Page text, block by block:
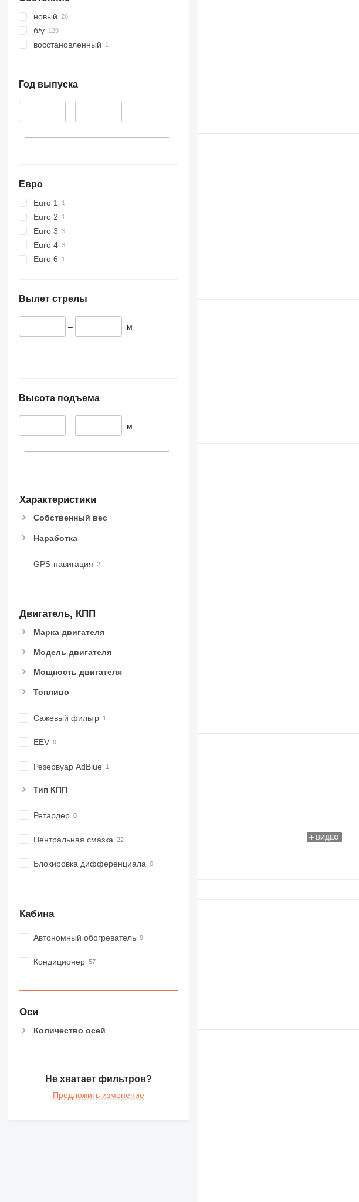
новый
б/у
восстановленный
Год выпуска
–
Евро
Euro 1
Euro 2
Euro 3
Euro 4
Euro 6
Вылет стрелы
– м
Высота подъема
– м
Характеристики
Собственный вес
Наработка
GPS-навигация
Двигатель, КПП
Марка двигателя
Модель двигателя
Мощность двигателя
Топливо
Сажевый фильтр
EEV
Резервуар AdBlue
Тип КПП
Ретардер
Центральная смазка
Блокировка дифференциала
Кабина
Автономный обогреватель
Кондиционер
Оси
Количество осей
Не хватает фильтров?
Предложить изменение
ВИДЕО